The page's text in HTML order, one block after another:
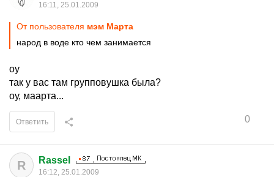
16:11, 25.01.2009
От пользователя мэм Марта
народ в воде кто чем занимается
оу
так у вас там групповушка была?
оу, маарта...
0
Ответить
R Rassel
16:12, 25.01.2009